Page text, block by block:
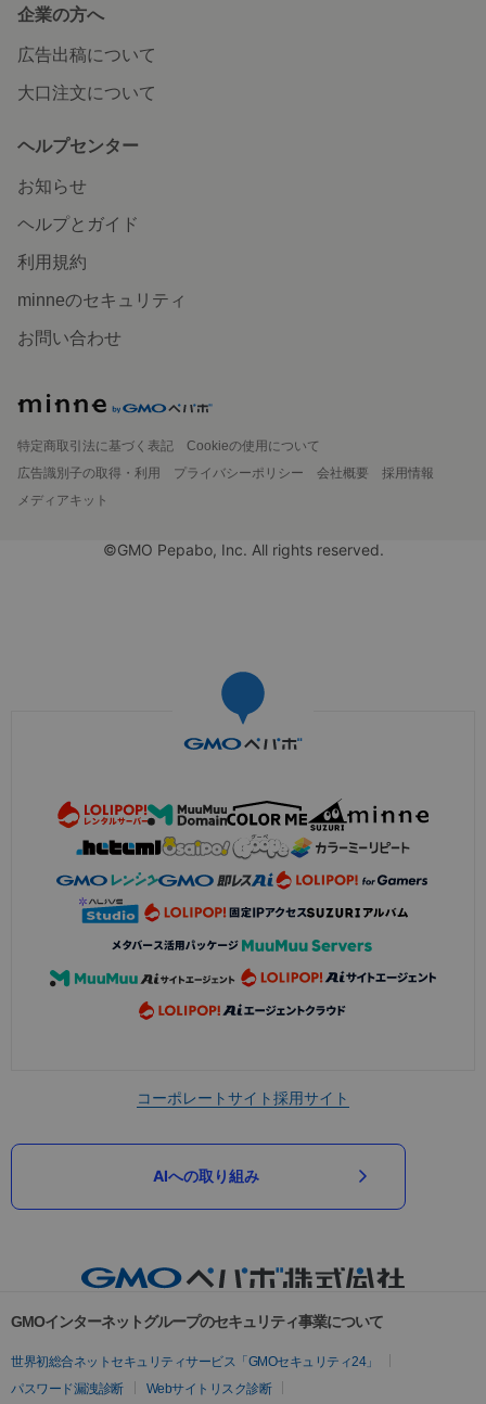
企業の方へ
広告出稿について
大口注文について
ヘルプセンター
お知らせ
ヘルプとガイド
利用規約
minneのセキュリティ
お問い合わせ
特定商取引法に基づく表記
Cookieの使用について
広告識別子の取得・利用
プライバシーポリシー 会社概要
採用情報
メディアキット
©GMO Pepabo, Inc. All rights reserved.
コーポレートサイト採用サイト
AIへの取り組み
GMOインターネットグループのセキュリティ事業について
世界初総合ネットセキュリティサービス「GMOセキュリティ24」
パスワード漏洩診断
Webサイトリスク診断